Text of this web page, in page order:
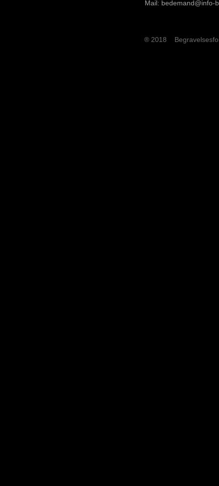
Mail: bedemand@info-
® 2018